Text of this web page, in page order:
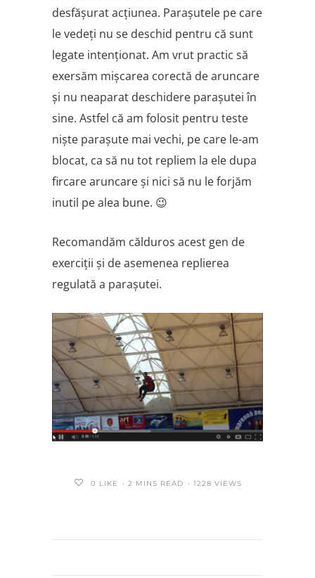
desfăşurat acţiunea. Paraşutele pe care
le vedeţi nu se deschid pentru că sunt
legate intenţionat. Am vrut practic să
exersăm mişcarea corectă de aruncare
şi nu neaparat deschidere paraşutei în
sine. Astfel că am folosit pentru teste
nişte paraşute mai vechi, pe care le-am
blocat, ca să nu tot repliem la ele dupa
fircare aruncare şi nici să nu le forjăm
inutil pe alea bune. 😉
Recomandăm călduros acest gen de
exerciţii şi de asemenea replierea
regulată a paraşutei.
0 LIKE 2 MINS READ 1228 VIEWS